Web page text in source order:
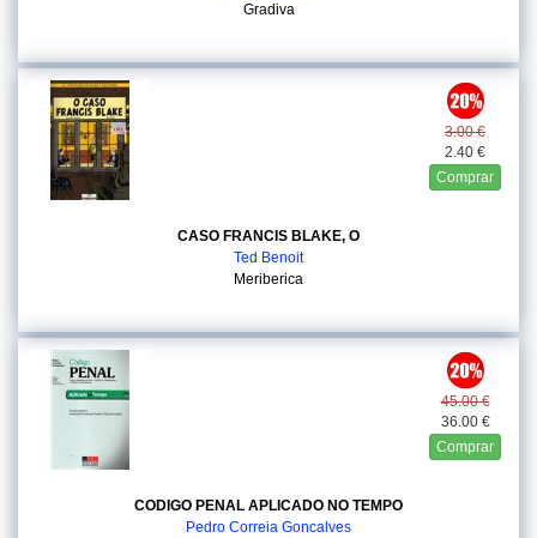
Gradiva
3.00 €
2.40 €
Comprar
CASO FRANCIS BLAKE, O
Ted Benoit
Meriberica
45.00 €
36.00 €
Comprar
CODIGO PENAL APLICADO NO TEMPO
Pedro Correia Goncalves